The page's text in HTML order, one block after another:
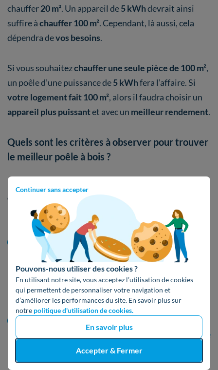
Continuer sans accepter
Pouvons-nous utiliser des cookies ?
En utilisant notre site, vous acceptez l’utilisation de cookies
qui permettent de personnaliser votre navigation et
d’améliorer les performances du site. En savoir plus sur
notre politique d'utilisation de cookies.
En savoir plus
Accepter & Fermer
chauffer20 m². Un appareil de5 kWhdevrait ainsi
suffire àchauffer 100 m². Cependant, là aussi, cela
dépendra devos besoins.
Si vous souhaitezchauffer une seule pièce de 100 m²,
un poêle d’une puissance de5 kWhfera l’affaire. Si
votre logement fait 100 m², alors il faudra choisir un
appareil plus puissantet avec un meilleur rendement.
Quels sont les critères à observer pour trouver
le meilleur poêle à bois ?
Nombreux sont les critères à prendre en compte pour
dénicher le meilleur poêle à bois
rendement: plus le rendement est élevé,
moins le poêle va consommer de combustible
pour un mêmeconfort thermique
rendement permet ainsi de réaliser
d’importanteséconomies d’énergie;
essentiel de s’intéresser à la
puissance d’un poêle
. Celle-ci ne doit êtreni trop grande, ni trop
petite. Pour être sûr de faire le bon choix, le